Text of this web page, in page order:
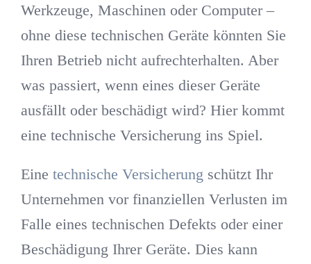
Werkzeuge, Maschinen oder Computer –
ohne diese technischen Geräte könnten Sie
Ihren Betrieb nicht aufrechterhalten. Aber
was passiert, wenn eines dieser Geräte
ausfällt oder beschädigt wird? Hier kommt
eine technische Versicherung ins Spiel.
Eine technische Versicherung schützt Ihr
Unternehmen vor finanziellen Verlusten im
Falle eines technischen Defekts oder einer
Beschädigung Ihrer Geräte. Dies kann